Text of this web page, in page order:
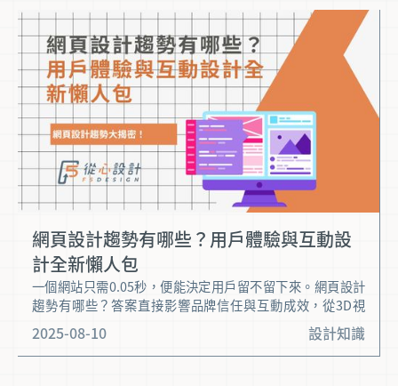
網頁設計趨勢有哪些？用戶體驗與互動設
計全新懶人包
一個網站只需0.05秒，便能決定用戶留不留下來。網頁設計
趨勢有哪些？答案直接影響品牌信任與互動成效，從3D視
覺、AI智慧設計，到ESG永續與無障礙體驗，每一項設計語
言的演變，都在重塑使用者的期望。 這份懶人包將帶你掌握
2025年最具代表性的當前設計趨勢，理解如何運用最新技術
2025-08-10 設計知識